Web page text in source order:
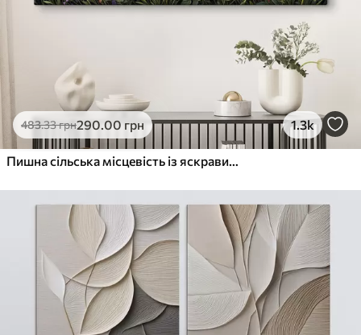
483.33грн290.00 грн 1.3k
Пишна сільська місцевість із яскравим лугом диких квітів, наповненим різнокольоровими квітами під хмарним небом